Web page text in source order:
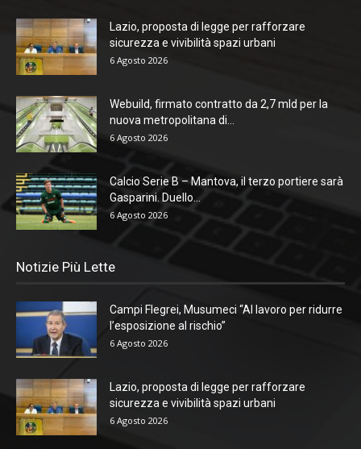
Lazio, proposta di legge per rafforzare
sicurezza e vivibilità spazi urbani
6 Agosto 2026
Webuild, firmato contratto da 2,7 mld per la
nuova metropolitana di...
6 Agosto 2026
Calcio Serie B – Mantova, il terzo portiere sarà
Gasparini. Duello...
6 Agosto 2026
Notizie Più Lette
Campi Flegrei, Musumeci “Al lavoro per ridurre
l’esposizione al rischio”
6 Agosto 2026
Lazio, proposta di legge per rafforzare
sicurezza e vivibilità spazi urbani
6 Agosto 2026